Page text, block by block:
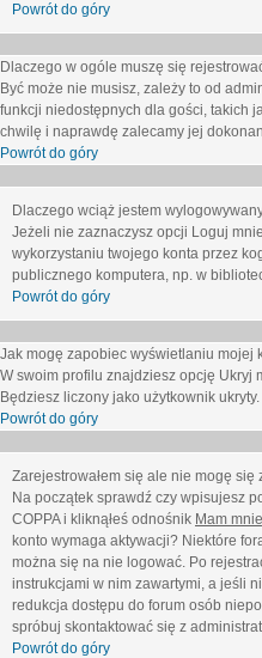
Powrót do góry
Dlaczego w ogóle muszę się
Być może nie musisz, zależy to od
funkcji niedostępnych dla gości, takich
chwilę i naprawdę zalecamy jej
Powrót do góry
Dlaczego wciąż jestem
Jeżeli nie zaznaczysz opcji Loguj
wykorzystaniu twojego konta przez
publicznego komputera, np. w
Powrót do góry
Jak mogę zapobiec wyświetlaniu mojej
W swoim profilu znajdziesz opcję Ukryj
Będziesz liczony jako użytkownik ukryty.
Powrót do góry
Zarejestrowałem się ale nie mogę się
Na początek sprawdź czy wpisujesz
COPPA i kliknąłeś odnośnik Mam
konto wymaga aktywacji? Niektóre
można się na nie logować. Po
instrukcjami w nim zawartymi, a jeśli
redukcja dostępu do forum osób
spróbuj skontaktować się z
Powrót do góry